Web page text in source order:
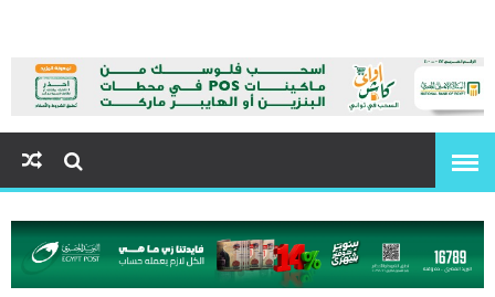
شباب الصعيد